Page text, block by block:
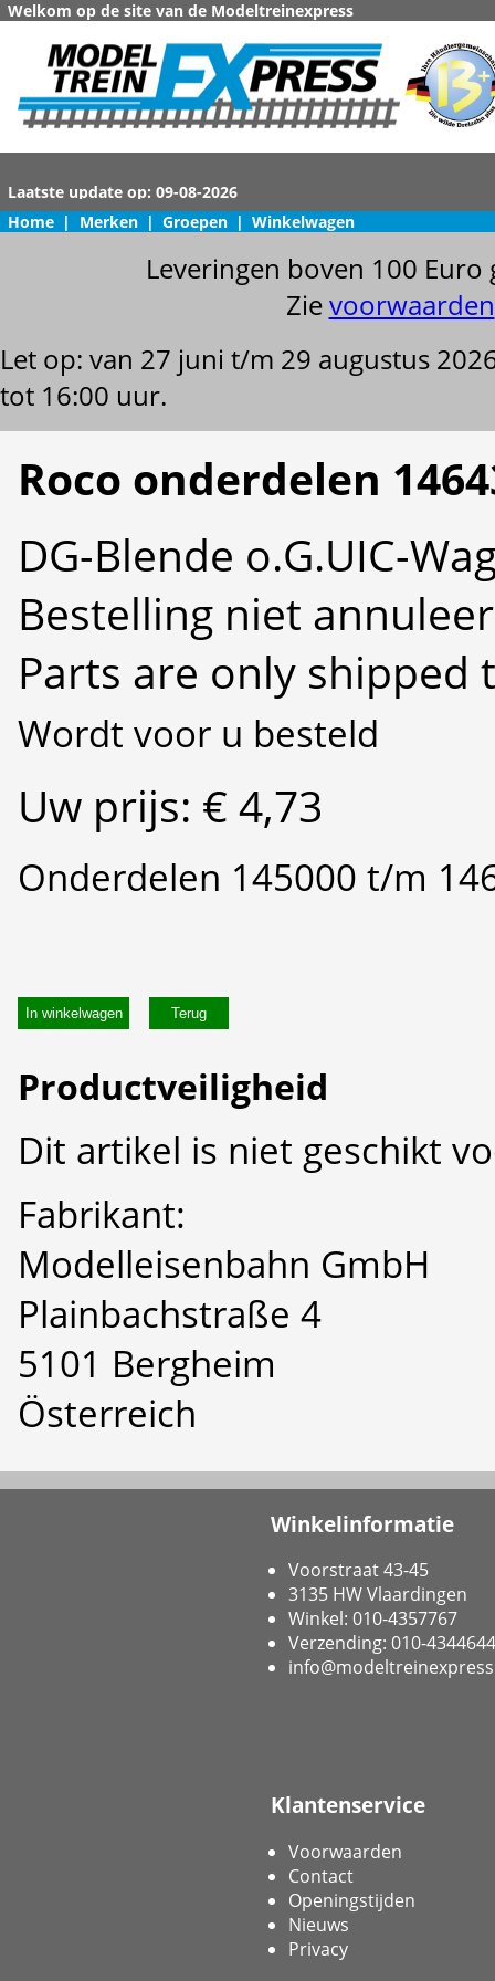
Welkom op de site van de Modeltreinexpress
Home | Merken | Groepen | Winkelwagen
Leveringen boven 100
Zievoorwaarden
Let op: van 27 juni t/m 29 augustus
tot 16:00 uur.
Roco onderdelen
DG-Blende o.G.UIC-
Bestelling niet
Parts are only shipped
Wordt voor u besteld
Uw prijs: € 4,73
Onderdelen 145000 t/m
In winkelwagen
Productveiligheid
Dit artikel is niet geschikt
Fabrikant:
Modelleisenbahn GmbH
Plainbachstraße 4
5101 Bergheim
Österreich
Winkelinformatie
Voorstraat 43-45
3135 HW Vlaardingen
Winkel: 010-4357767
Verzending: 010-4344644
Klantenservice
Voorwaarden
Contact
Openingstijden
Nieuws
Privacy